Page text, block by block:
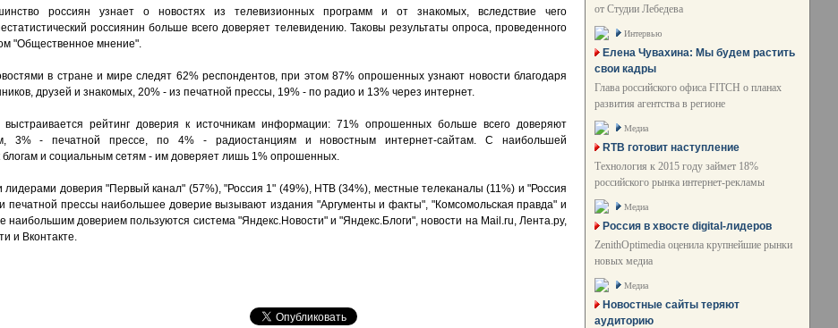
россиян узнает о новостях из телевизионных программ и от знакомых, вследствие чего
россиянин больше всего доверяет телевидению. Таковы результаты опроса, проведенного
"Общественное мнение".
в стране и мире следят 62% респондентов, при этом 87% опрошенных узнают новости благодаря
друзей и знакомых, 20% - из печатной прессы, 19% - по радио и 13% через интернет.
рейтинг доверия к источникам информации: 71% опрошенных больше всего доверяют
3% - печатной прессе, по 4% - радиостанциям и новостным интернет-сайтам. С наибольшей
блогам и социальным сетям - им доверяет лишь 1% опрошенных.
доверия "Первый канал" (57%), "Россия 1" (49%), НТВ (34%), местные телеканалы (11%) и "Россия
печатной прессы наибольшее доверие вызывают издания "Аргументы и факты", "Комсомольская правда" и
наибольшим доверием пользуются система "Яндекс.Новости" и "Яндекс.Блоги", новости на Mail.ru, Лента.ру,
и Вконтакте.
от Студии Лебедева
Интервью
Елена Чувахина: Мы будем растить
свои кадры
Глава российского офиса FITCH о планах
развития агентства в регионе
Медиа
RTB готовит наступление
Технология к 2015 году займет 18%
российского рынка интернет-рекламы
Медиа
Россия в хвосте digital-лидеров
ZenithOptimedia оценила крупнейшие рынки
новых медиа
Медиа
Новостные сайты теряют
аудиторию